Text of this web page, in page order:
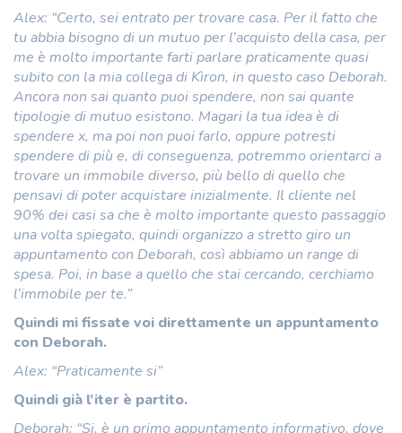
Alex: “Certo, sei entrato per trovare casa. Per il fatto che
tu abbia bisogno di un mutuo per l’acquisto della casa, per
me è molto importante farti parlare praticamente quasi
subito con la mia collega di Kìron, in questo caso Deborah.
Ancora non sai quanto puoi spendere, non sai quante
tipologie di mutuo esistono. Magari la tua idea è di
spendere x, ma poi non puoi farlo, oppure potresti
spendere di più e, di conseguenza, potremmo orientarci a
trovare un immobile diverso, più bello di quello che
pensavi di poter acquistare inizialmente. Il cliente nel
90% dei casi sa che è molto importante questo passaggio
una volta spiegato, quindi organizzo a stretto giro un
appuntamento con Deborah, così abbiamo un range di
spesa. Poi, in base a quello che stai cercando, cerchiamo
l’immobile per te.”
Quindi mi fissate voi direttamente un appuntamento
con Deborah.
Alex: “Praticamente si”
Quindi già l’iter è partito.
Deborah: “Si, è un primo appuntamento informativo, dove